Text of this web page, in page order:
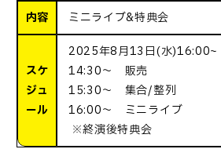
内容 ミニライブ&特典会
スケ
ジュ
ール
2025年8月13日(水)16:00~
14:30～ 販売
15:30～ 集合/整列
16:00～ ミニライブ
※終演後特典会